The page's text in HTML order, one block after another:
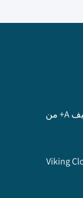
معتمد بتصنيف A+ من